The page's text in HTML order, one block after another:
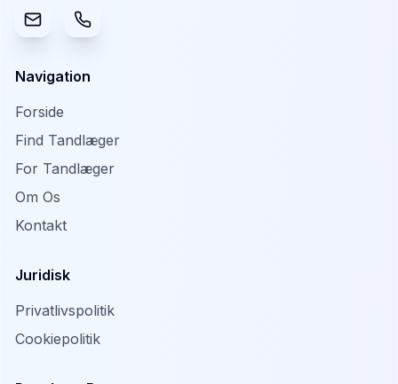
Navigation
Forside
Find Tandlæger
For Tandlæger
Om Os
Kontakt
Juridisk
Privatlivspolitik
Cookiepolitik